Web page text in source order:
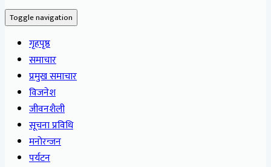
Toggle navigation
गृहपृष्ठ
समाचार
प्रमुख समाचार
विजनेश
जीवनशैली
सूचना प्रविधि
मनोरन्जन
पर्यटन